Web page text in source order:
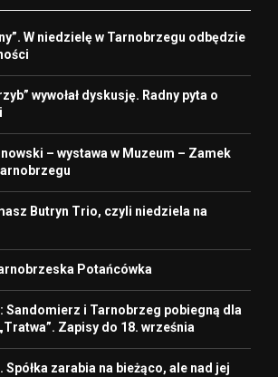
W niedzielę w Tarnobrzegu odbędzie
wywołał dyskusję. Radny pyta o
– wystawa w Muzeum – Zamek
Butryn Trio, czyli niedziela na
Potańcówka
Sandomierz i Tarnobrzeg pobiegną dla
Zapisy do 18. września
Spółka zarabia na bieżąco, ale nad jej